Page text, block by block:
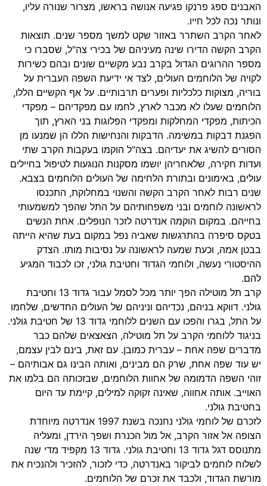
האבנים ספג פרנקו פגיעה אנושה בראשו, מצרור שנורה עליו,
ונותר נכה לכל חייו.
לאחר הקרב השתרר באזור שקט למשך מספר שנים. תוצאות
הקרב הקשה הדירו שינה מעיניהם של בכירי צה"ל, שסברו כי
מספר ההרוגים הגדול בקרב נבע מקשיים שונים ובהם כשירות
לקויה של הלוחמים העולים, לצד אי ידיעת השפה העברית על
בוריה, מצוקות כלכליות ופערים תרבותיים. על אף הקשיים הללו,
הלוחמים שעלו לא מכבר לארץ, לחמו עם מפקדיהם – מפקדי
הכיתות, מפקדי המחלקות ומפקדי הפלוגות בני הארץ, תוך
הפגנת דבקות במשימה. הדבקות והנחישות הללו הן שמנעו מן
הסורים להשיג את יעדיהם. בצה"ל הוקמו בעקבות הקרב שתי
ועדות חקירה, שלאחריהן יושמו מסקנות הנוגעות לטיפול בחיילים
עולים, באימונים ובתורת הלחימה של העולים הלוחמים בצבא.
שנים רבות לאחר הקרב הקשה והשנוי במחלוקת, התכנסו
לראשונה לוחמים ובני משפחותיהם על התל שהפך למשמעותי
בחייהם. במקום הוקמה אנדרטה לזכר הנופלים. אחת הנשים
בטקס סיפרה בהתרגשות שאביה נפל במקום בעת שהיא הייתה
בבטן אמהּ, וכעת שמעה לראשונה על נסיבות מותו. הצדק
ההיסטורי נעשה, ולוחמי הגדוד וחטיבת גולני, זכו לכבוד המגיע
להם.
קרב תל מוטילה הפך יותר מכל לסמל עבור גדוד 13 וחטיבת
גולני. דווקא בניהם, נכדיהם וניניהם של העולים החדשים, שלחמו
על התל, בגרו והפכו עם השנים ללוחמי גדוד 13 של חטיבת גולני.
בניגוד ללוחמי הקרב על תל מוטילה, הצאצאים שלהם כבר
מדברים שפה אחת – עברית כמובן. עם זאת, בינם לבין עצמם,
יש עוד שפה אחת, שרק הם מבינים, ואותה הבינו גם אבותיהם –
זוהי השפה הדמומה של אחוות הלוחמים, שבזכותה הם בלמו את
האוייב. אותה אחווה, שאינה זקוקה למילים, קיימת עד היום
בחטיבת גולני.
לזכרם של לוחמי גולני נחנכה בשנת 1997 אנדרטה מיוחדת
הצופה אל אזור הקרב, אל מול הכנרת ושפך הירדן, ומעליה
מתנוסס דגל גדוד 13 וחטיבת גולני. גדוד 13 מקפיד מדי שנה
לשלוח לוחמים לביקור באנדרטה, כדי לזכור, להזכיר ולהנכיח את
מורשת הגדוד, ולכבד את זכרם של הלוחמים.